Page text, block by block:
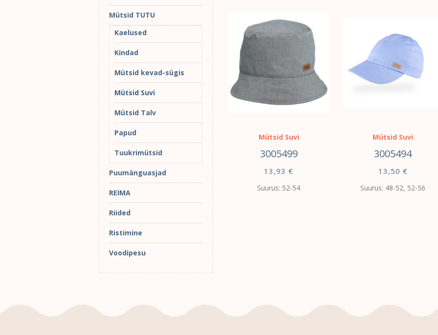
Mütsid Suvi
3005499
13,93 €
Suurus: 52-54
Mütsid Suvi
3005494
13,50 €
Suurus: 48-52, 52-56
Mütsid TUTU
Kaelused
Kindad
Mütsid kevad-sügis
Mütsid Suvi
Mütsid Talv
Papud
Tuukrimütsid
Puumänguasjad
REIMA
Riided
Ristimine
Voodipesu